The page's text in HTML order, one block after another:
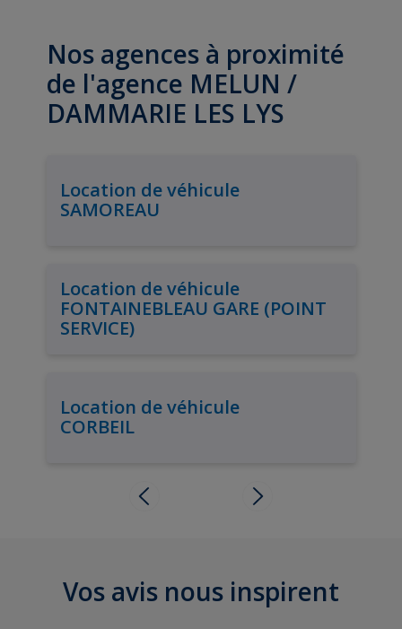
Nos agences à proximité
de l'agence MELUN /
DAMMARIE LES LYS
Location de véhicule
SAMOREAU
Location de véhicule
FONTAINEBLEAU GARE (POINT
SERVICE)
Location de véhicule
CORBEIL
Vos avis nous inspirent